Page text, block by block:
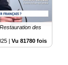
des
|Vu 81780 fois